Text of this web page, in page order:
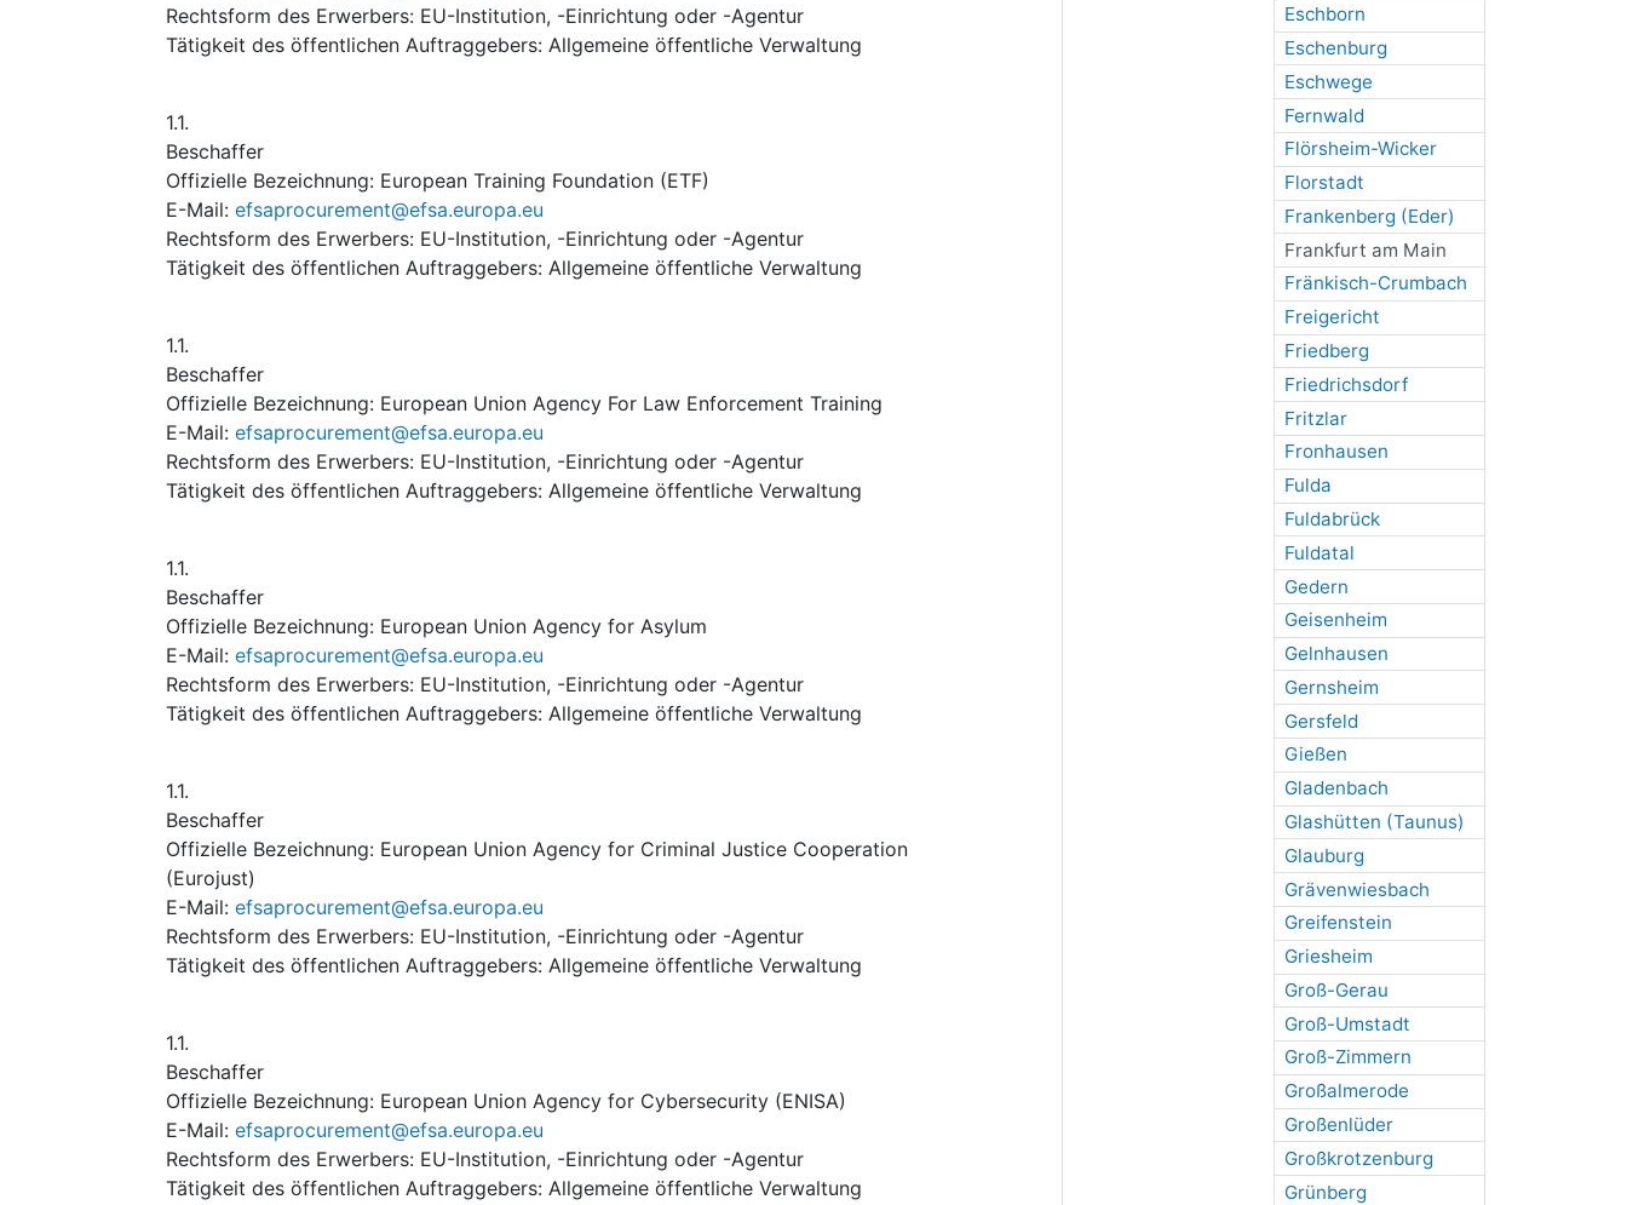
Eschborn
Eschenburg
Eschwege
Fernwald
Flörsheim-Wicker
Florstadt
Frankenberg (Eder)
Frankfurt am Main
Fränkisch-Crumbach
Freigericht
Friedberg
Friedrichsdorf
Fritzlar
Fronhausen
Fulda
Fuldabrück
Fuldatal
Gedern
Geisenheim
Gelnhausen
Gernsheim
Gersfeld
Gießen
Gladenbach
Glashütten (Taunus)
Glauburg
Grävenwiesbach
Greifenstein
Griesheim
Groß-Gerau
Groß-Umstadt
Groß-Zimmern
Großalmerode
Großenlüder
Großkrotzenburg
Grünberg
Rechtsform des Erwerbers: EU-Institution, -Einrichtung oder -Agentur
Tätigkeit des öffentlichen Auftraggebers: Allgemeine öffentliche Verwaltung
1.1.
Beschaffer
Offizielle Bezeichnung: European Training Foundation (ETF)
E-Mail: efsaprocurement@efsa.europa.eu
Rechtsform des Erwerbers: EU-Institution, -Einrichtung oder -Agentur
Tätigkeit des öffentlichen Auftraggebers: Allgemeine öffentliche Verwaltung
1.1.
Beschaffer
Offizielle Bezeichnung: European Union Agency For Law Enforcement Training
E-Mail: efsaprocurement@efsa.europa.eu
Rechtsform des Erwerbers: EU-Institution, -Einrichtung oder -Agentur
Tätigkeit des öffentlichen Auftraggebers: Allgemeine öffentliche Verwaltung
1.1.
Beschaffer
Offizielle Bezeichnung: European Union Agency for Asylum
E-Mail: efsaprocurement@efsa.europa.eu
Rechtsform des Erwerbers: EU-Institution, -Einrichtung oder -Agentur
Tätigkeit des öffentlichen Auftraggebers: Allgemeine öffentliche Verwaltung
1.1.
Beschaffer
Offizielle Bezeichnung: European Union Agency for Criminal Justice Cooperation
(Eurojust)
E-Mail: efsaprocurement@efsa.europa.eu
Rechtsform des Erwerbers: EU-Institution, -Einrichtung oder -Agentur
Tätigkeit des öffentlichen Auftraggebers: Allgemeine öffentliche Verwaltung
1.1.
Beschaffer
Offizielle Bezeichnung: European Union Agency for Cybersecurity (ENISA)
E-Mail: efsaprocurement@efsa.europa.eu
Rechtsform des Erwerbers: EU-Institution, -Einrichtung oder -Agentur
Tätigkeit des öffentlichen Auftraggebers: Allgemeine öffentliche Verwaltung